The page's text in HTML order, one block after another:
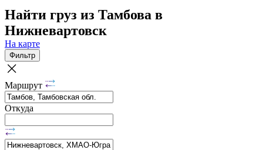
Найти груз из Тамбова в
Нижневартовск
На карте
Фильтр
Маршрут
Откуда